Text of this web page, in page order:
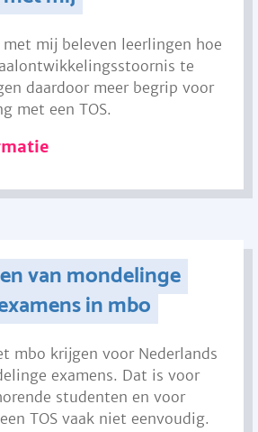
met mij beleven leerlingen hoe
te
daardoor meer begrip voor
met een TOS.
van mondelinge
in mbo
mbo krijgen voor Nederlands
examens. Dat is voor
studenten en voor
TOS vaak niet eenvoudig.